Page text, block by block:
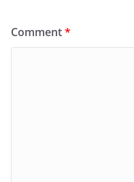
Comment*